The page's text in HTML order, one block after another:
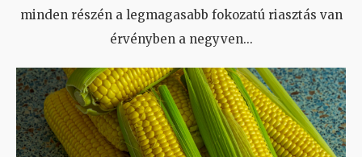
minden részén a legmagasabb fokozatú riasztás van
érvényben a negyven...